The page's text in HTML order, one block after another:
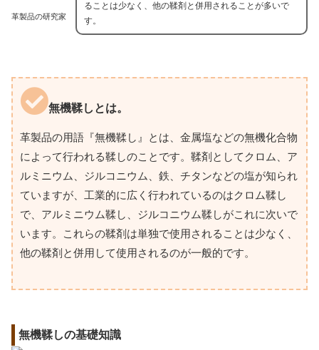
革製品の研究家
ることは少なく、他の鞣剤と併用されることが多いで
す。
無機鞣しとは。
革製品の用語『無機鞣し』とは、金属塩などの無機化合物
によって行われる鞣しのことです。鞣剤としてクロム、ア
ルミニウム、ジルコニウム、鉄、チタンなどの塩が知られ
ていますが、工業的に広く行われているのはクロム鞣し
で、アルミニウム鞣し、ジルコニウム鞣しがこれに次いで
います。これらの鞣剤は単独で使用されることは少なく、
他の鞣剤と併用して使用されるのが一般的です。
無機鞣しの基礎知識